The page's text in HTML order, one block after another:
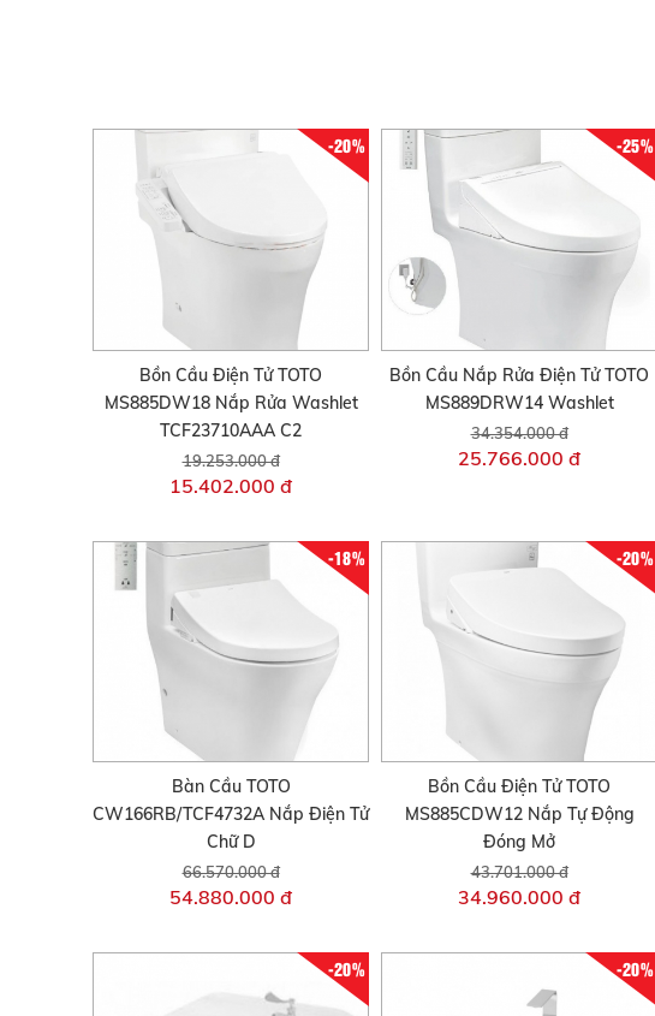
-20%
Bồn Cầu Điện Tử TOTO
MS885DW18 Nắp Rửa Washlet
TCF23710AAA C2
19.253.000 đ
15.402.000 đ
-25%
Bồn Cầu Nắp Rửa Điện Tử TOTO
MS889DRW14 Washlet
34.354.000 đ
25.766.000 đ
-18%
Bàn Cầu TOTO
CW166RB/TCF4732A Nắp Điện Tử
Chữ D
66.570.000 đ
54.880.000 đ
-20%
Bồn Cầu Điện Tử TOTO
MS885CDW12 Nắp Tự Động
Đóng Mở
43.701.000 đ
34.960.000 đ
-20% -20%